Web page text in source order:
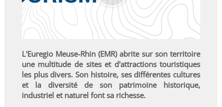
L'Euregio Meuse-Rhin (EMR) abrite sur son territoire
une multitude de sites et d'attractions touristiques
les plus divers. Son histoire, ses différentes cultures
et la diversité de son patrimoine historique,
industriel et naturel font sa richesse.